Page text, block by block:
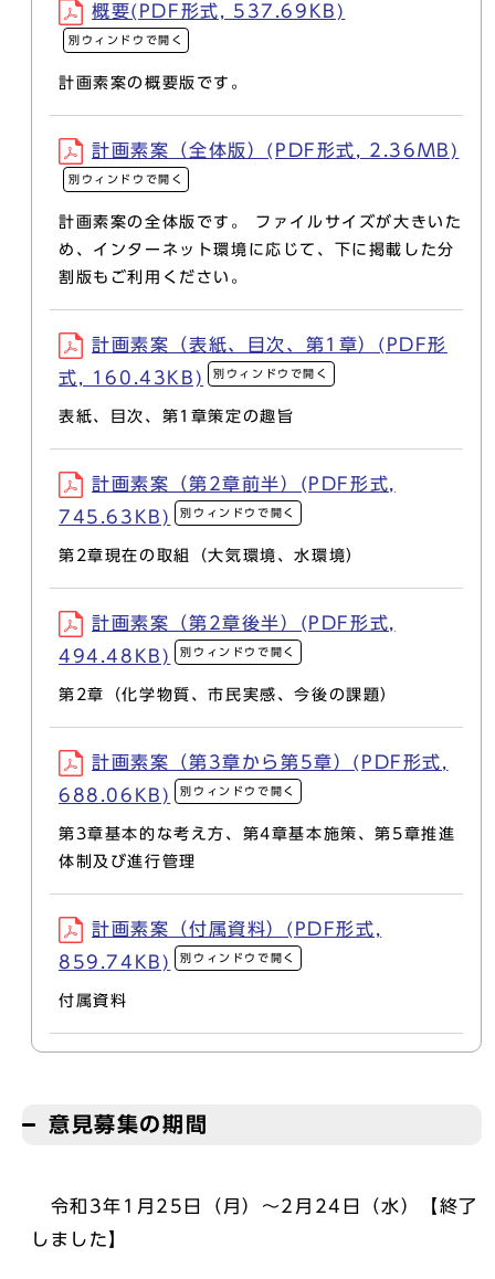
概要(PDF形式, 537.69KB)
別ウィンドウで開く
計画素案の概要版です。
計画素案（全体版）(PDF形式, 2.36MB)
別ウィンドウで開く
計画素案の全体版です。 ファイルサイズが大きいた
め、インターネット環境に応じて、下に掲載した分
割版もご利用ください。
計画素案（表紙、目次、第1章）(PDF形
式, 160.43KB)
別ウィンドウで開く
表紙、目次、第1章策定の趣旨
計画素案（第2章前半）(PDF形式,
745.63KB)
別ウィンドウで開く
第2章現在の取組（大気環境、水環境）
計画素案（第2章後半）(PDF形式,
494.48KB)
別ウィンドウで開く
第2章（化学物質、市民実感、今後の課題）
計画素案（第3章から第5章）(PDF形式,
688.06KB)
別ウィンドウで開く
第3章基本的な考え方、第4章基本施策、第5章推進
体制及び進行管理
計画素案（付属資料）(PDF形式,
859.74KB)
別ウィンドウで開く
付属資料
意見募集の期間
令和3年1月25日（月）～2月24日（水）【終了
しました】